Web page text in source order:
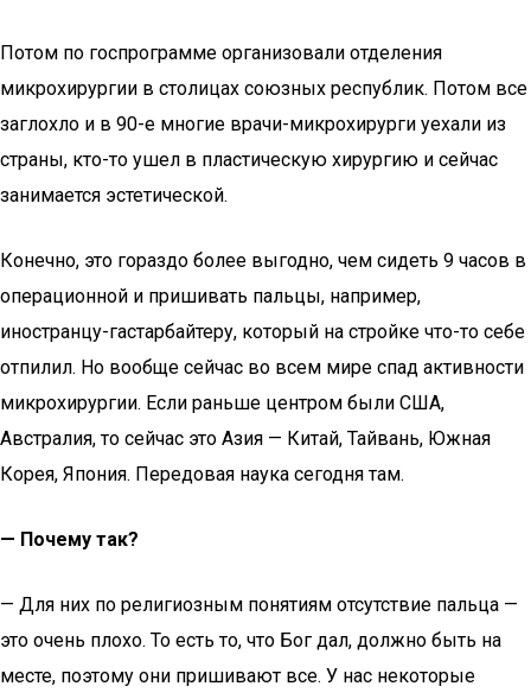
Потом по госпрограмме организовали отделения
микрохирургии в столицах союзных республик. Потом все
заглохло и в 90-е многие врачи-микрохирурги уехали из
страны, кто-то ушел в пластическую хирургию и сейчас
занимается эстетической.
Конечно, это гораздо более выгодно, чем сидеть 9 часов в
операционной и пришивать пальцы, например,
иностранцу-гастарбайтеру, который на стройке что-то себе
отпилил. Но вообще сейчас во всем мире спад активности
микрохирургии. Если раньше центром были США,
Австралия, то сейчас это Азия — Китай, Тайвань, Южная
Корея, Япония. Передовая наука сегодня там.
— Почему так?
— Для них по религиозным понятиям отсутствие пальца —
это очень плохо. То есть то, что Бог дал, должно быть на
месте, поэтому они пришивают все. У нас некоторые